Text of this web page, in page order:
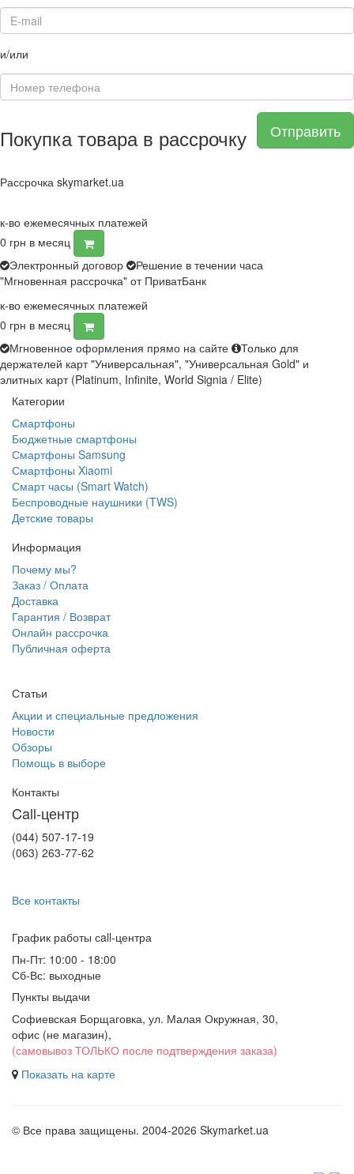
и/или
Отправить
Покупка товара в рассрочку
Рассрочка skymarket.ua
к-во ежемесячных платежей
0 грн в месяц
Электронный договор
Решение в течении часа
"Мгновенная рассрочка" от ПриватБанк
к-во ежемесячных платежей
0 грн в месяц
Мгновенное оформления прямо на сайте
Только для
держателей карт "Универсальная", "Универсальная Gold" и
элитных карт (Platinum, Infinite, World Signia / Elite)
Категории
Смартфоны
Бюджетные смартфоны
Смартфоны Samsung
Смартфоны Xiaomi
Смарт часы (Smart Watch)
Беспроводные наушники (TWS)
Детские товары
Информация
Почему мы?
Заказ / Оплата
Доставка
Гарантия / Возврат
Онлайн рассрочка
Публичная оферта
Статьи
Акции и специальные предложения
Новости
Обзоры
Помощь в выборе
Контакты
Call-центр
(044) 507-17-19
(063) 263-77-62
Все контакты
График работы сall-центра
Пн-Пт: 10:00 - 18:00
Сб-Вс: выходные
Пункты выдачи
Софиевская Борщаговка, ул. Малая Окружная, 30,
офис (не магазин),
(самовывоз ТОЛЬКО после подтверждения заказа)
Показать на карте
© Все права защищены. 2004-2026 Skymarket.ua